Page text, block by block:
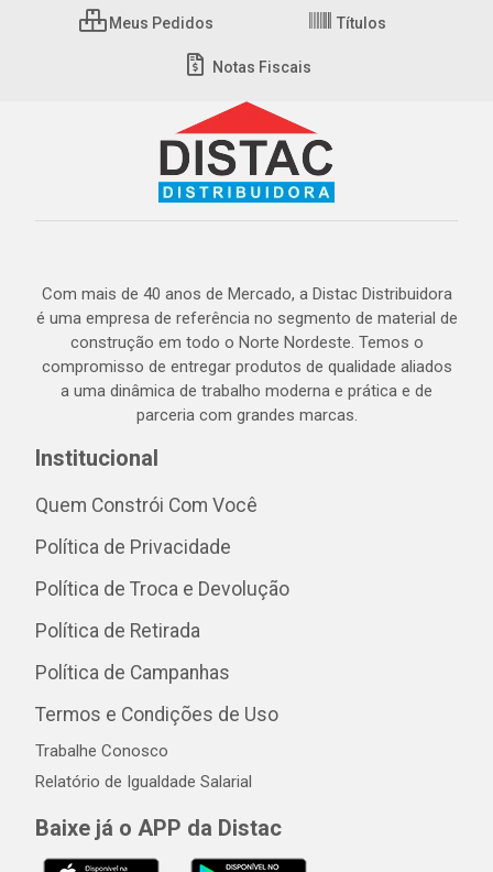
Meus Pedidos Títulos
Notas Fiscais
Com mais de 40 anos de Mercado, a Distac Distribuidora
é uma empresa de referência no segmento de material de
construção em todo o Norte Nordeste. Temos o
compromisso de entregar produtos de qualidade aliados
a uma dinâmica de trabalho moderna e prática e de
parceria com grandes marcas.
Institucional
Quem Constrói Com Você
Política de Privacidade
Política de Troca e Devolução
Política de Retirada
Política de Campanhas
Termos e Condições de Uso
Trabalhe Conosco
Relatório de Igualdade Salarial
Baixe já o APP da Distac